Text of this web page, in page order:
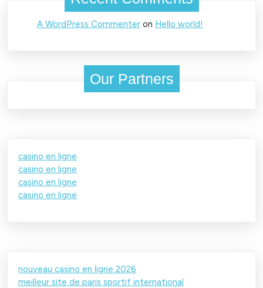
A WordPress Commenter on Hello world!
Our Partners
casino en ligne
casino en ligne
casino en ligne
casino en ligne
nouveau casino en ligne 2026
meilleur site de paris sportif international